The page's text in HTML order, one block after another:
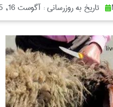
تاریخ به روزرسانی :آگوست 16, 2025